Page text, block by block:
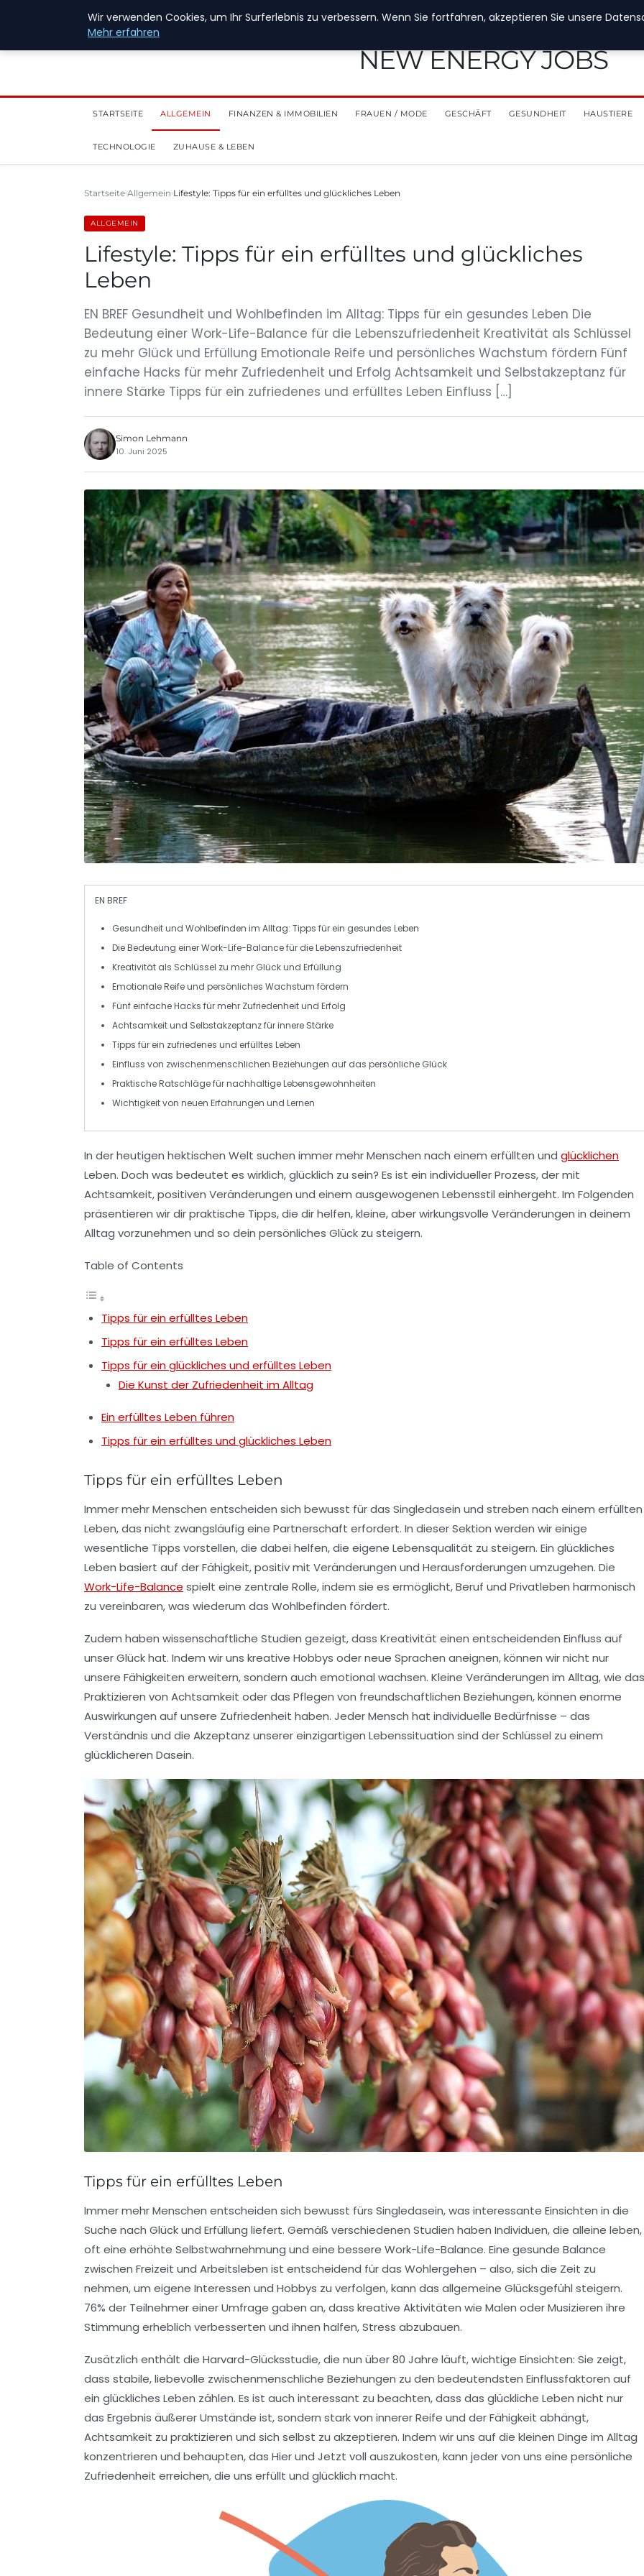
28. Juli 2026
NEW ENERGY JOBS
STARTSEITE ALLGEMEIN FINANZEN & IMMOBILIEN FRAUEN / MODE GESCHÄFT GESUNDHEIT HAUSTIERE
TECHNOLOGIE ZUHAUSE & LEBEN
Startseite Allgemein Lifestyle: Tipps für ein erfülltes und glückliches Leben
ALLGEMEIN
Lifestyle: Tipps für ein erfülltes und glückliches
Leben
EN BREF Gesundheit und Wohlbefinden im Alltag: Tipps für ein gesundes Leben Die
Bedeutung einer Work-Life-Balance für die Lebenszufriedenheit Kreativität als Schlüssel
zu mehr Glück und Erfüllung Emotionale Reife und persönliches Wachstum fördern Fünf
einfache Hacks für mehr Zufriedenheit und Erfolg Achtsamkeit und Selbstakzeptanz für
innere Stärke Tipps für ein zufriedenes und erfülltes Leben Einfluss […]
Simon Lehmann
10. Juni 2025
EN BREF
Gesundheitund Wohlbefinden im Alltag: Tipps für ein gesundes Leben
Die Bedeutung einerWork-Life-Balancefür die Lebenszufriedenheit
Kreativität als Schlüssel zu mehr Glückund Erfüllung
Emotionale Reifeund persönliches Wachstum fördern
Fünf einfacheHacks für mehr Zufriedenheit und Erfolg
Achtsamkeitund Selbstakzeptanzfür innere Stärke
Tipps für ein zufriedenes und erfülltes Leben
Einfluss von zwischenmenschlichen Beziehungen auf das persönliche Glück
Praktische Ratschläge fürnachhaltigeLebensgewohnheiten
Wichtigkeit von neuen Erfahrungen und Lernen
In der heutigen hektischen Welt suchen immer mehr Menschen nach einem erfüllten und glücklichen
Leben. Doch was bedeutet es wirklich, glücklich zu sein? Es ist ein individueller Prozess, der mit
Achtsamkeit,positiven Veränderungen und einem ausgewogenen Lebensstil einhergeht. Im Folgenden
präsentieren wir dir praktische Tipps, die dir helfen, kleine, aber wirkungsvolle Veränderungen in deinem
Alltag vorzunehmen und so dein persönliches Glück zu steigern.
Table of Contents
Tipps für ein erfülltes Leben
Tipps für ein erfülltes Leben
Tipps für ein glückliches und erfülltes Leben
Die Kunst der Zufriedenheit im Alltag
Ein erfülltes Leben führen
Tipps für ein erfülltes und glückliches Leben
Tipps für ein erfülltes Leben
Immer mehr Menschen entscheiden sich bewusst für das Singledasein und streben nach einem erfüllten
Leben, das nicht zwangsläufig eine Partnerschaft erfordert. In dieser Sektion werden wir einige
wesentliche Tipps vorstellen, die dabei helfen, die eigene Lebensqualität zu steigern. Ein glückliches
Leben basiert auf der Fähigkeit,positivmit Veränderungen und Herausforderungen umzugehen. Die
Work-Life-Balance spielt eine zentrale Rolle, indem sie es ermöglicht, Beruf und Privatleben harmonisch
zu vereinbaren, was wiederum das Wohlbefinden fördert.
Zudem haben wissenschaftliche Studien gezeigt, dass Kreativität einen entscheidenden Einfluss auf
unser Glück hat. Indem wir uns kreative Hobbys oder neue Sprachen aneignen, können wir nicht nur
unsere Fähigkeiten erweitern, sondern auch emotional wachsen. Kleine Veränderungen im Alltag, wie das
Praktizieren von Achtsamkeit oder das Pflegen von freundschaftlichen Beziehungen, können enorme
Auswirkungen auf unsere Zufriedenheit haben. Jeder Mensch hat individuelle Bedürfnisse – das
Verständnis und die Akzeptanz unserer einzigartigen Lebenssituation sind der Schlüssel zu einem
glücklicheren Dasein.
Tipps für ein erfülltes Leben
Immer mehr Menschen entscheiden sich bewusst fürs Singledasein, was interessante Einsichten in die
Suche nach Glückund Erfüllung liefert. Gemäß verschiedenen Studien haben Individuen, die alleine leben,
oft eine erhöhte Selbstwahrnehmung und eine bessere Work-Life-Balance. Eine gesunde Balance
zwischen Freizeit und Arbeitsleben ist entscheidend für das Wohlergehen – also, sich die Zeit zu
nehmen, um eigene Interessen und Hobbys zu verfolgen, kann das allgemeine Glücksgefühl steigern.
76% der Teilnehmer einer Umfrage gaben an, dass kreative Aktivitäten wie Malen oder Musizieren ihre
Stimmung erheblich verbesserten und ihnen halfen, Stress abzubauen.
Zusätzlich enthält die Harvard-Glücksstudie, die nun über80 Jahre läuft, wichtige Einsichten: Sie zeigt,
dass stabile, liebevolle zwischenmenschliche Beziehungen zu den bedeutendsten Einflussfaktoren auf
ein glückliches Leben zählen. Es ist auch interessant zu beachten, dass das glückliche Leben nicht nur
das Ergebnis äußerer Umstände ist, sondern stark von innerer Reife und der Fähigkeit abhängt,
Achtsamkeit zu praktizieren und sich selbst zu akzeptieren. Indem wir uns auf die kleinen Dinge im Alltag
konzentrieren und behaupten, das Hier und Jetzt voll auszukosten, kann jeder von uns eine persönliche
Zufriedenheit erreichen, die uns erfüllt und glücklich macht.
Wir verwenden Cookies, um Ihr Surferlebnis zu verbessern. Wenn Sie fortfahren, akzeptieren Sie unsere
Mehr erfahren